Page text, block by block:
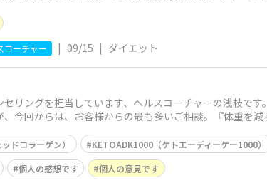
コーチャー | 09/15 | ダイエット
リングを担当しています、ヘルスコーチャーの浅枝です
今回からは、お客様からの最も多いご相談。『体重を
ドコラーゲン） KETOADK1000（ケトエーディーケー1000）
個人の感想です 個人の意見です